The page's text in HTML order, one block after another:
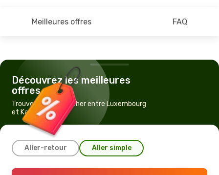
Meilleures offres FAQ
Découvrez les meilleures
offres
Trouvez un vol pas cher entre Luxembourg
et Kayseri
Aller-retour Aller simple